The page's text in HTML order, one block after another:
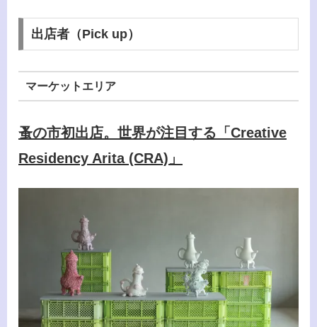
出店者（Pick up）
マーケットエリア
蚤の市初出店。世界が注目する「Creative
Residency Arita (CRA)」